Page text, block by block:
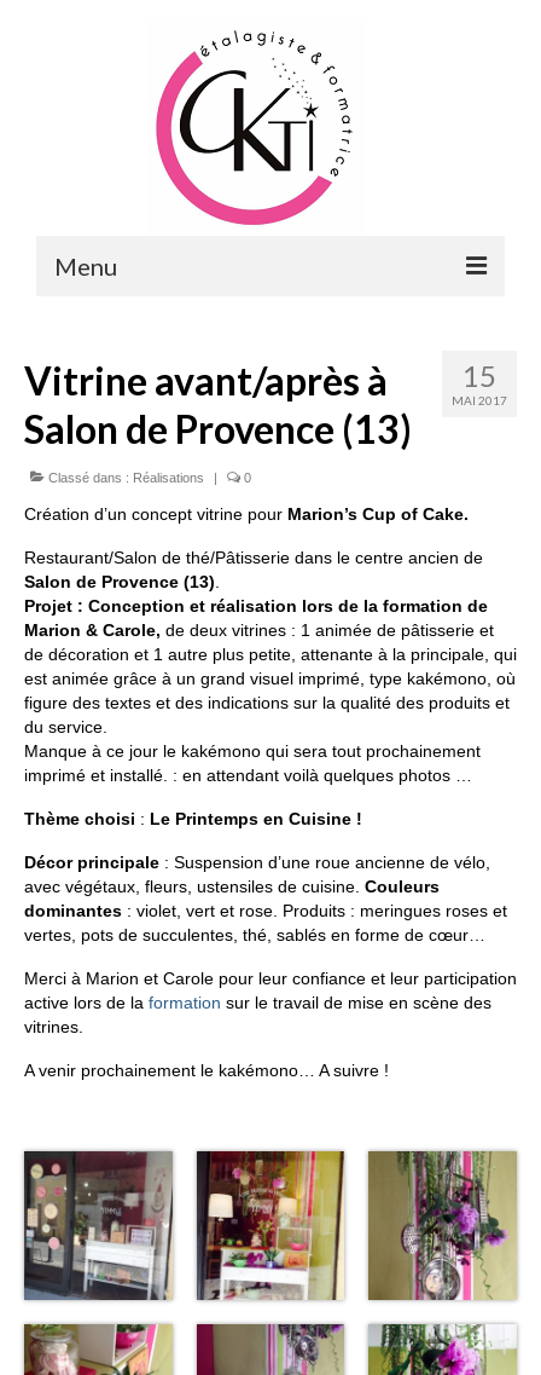
Menu
FORMATIONS
FORMATIONS DU POINT DE VENTE
MERCHANDISING & VITRINES
FORMATIONS RH
FORMATIONS DE FORMATEURS
CONSEILS & PRESTATIONS
REALISATIONS
CONTACT
15
MAI 2017
Vitrine avant/après à
Salon de Provence (13)
Classé dans : Réalisations | 0
Création d’un concept vitrine pour Marion’s Cup of Cake.
Restaurant/Salon de thé/Pâtisserie dans le centre ancien de
Salon de Provence (13)
Projet : Conception et réalisation lors de la formation de
Marion & Carole, de deux vitrines : 1 animée de pâtisserie et
de décoration et 1 autre plus petite, attenante à la principale, qui
est animée grâce à un grand visuel imprimé, type kakémono, où
figure des textes et des indications sur la qualité des produits et
du service.
Manque à ce jour le kakémono qui sera tout prochainement
imprimé et installé. : en attendant voilà quelques photos …
Thème choisi : Le Printemps en Cuisine !
Décor principale : Suspension d’une roue ancienne de vélo,
avec végétaux, fleurs, ustensiles de cuisine. Couleurs
dominantes : violet, vert et rose. Produits : meringues roses et
vertes, pots de succulentes, thé, sablés en forme de cœur…
Merci à Marion et Carole pour leur confiance et leur participation
active lors de la formation sur le travail de mise en scène des
vitrines.
A venir prochainement le kakémono… A suivre !